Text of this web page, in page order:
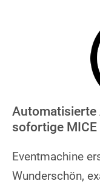
sofortige
Eventmachine
Wunderschön,